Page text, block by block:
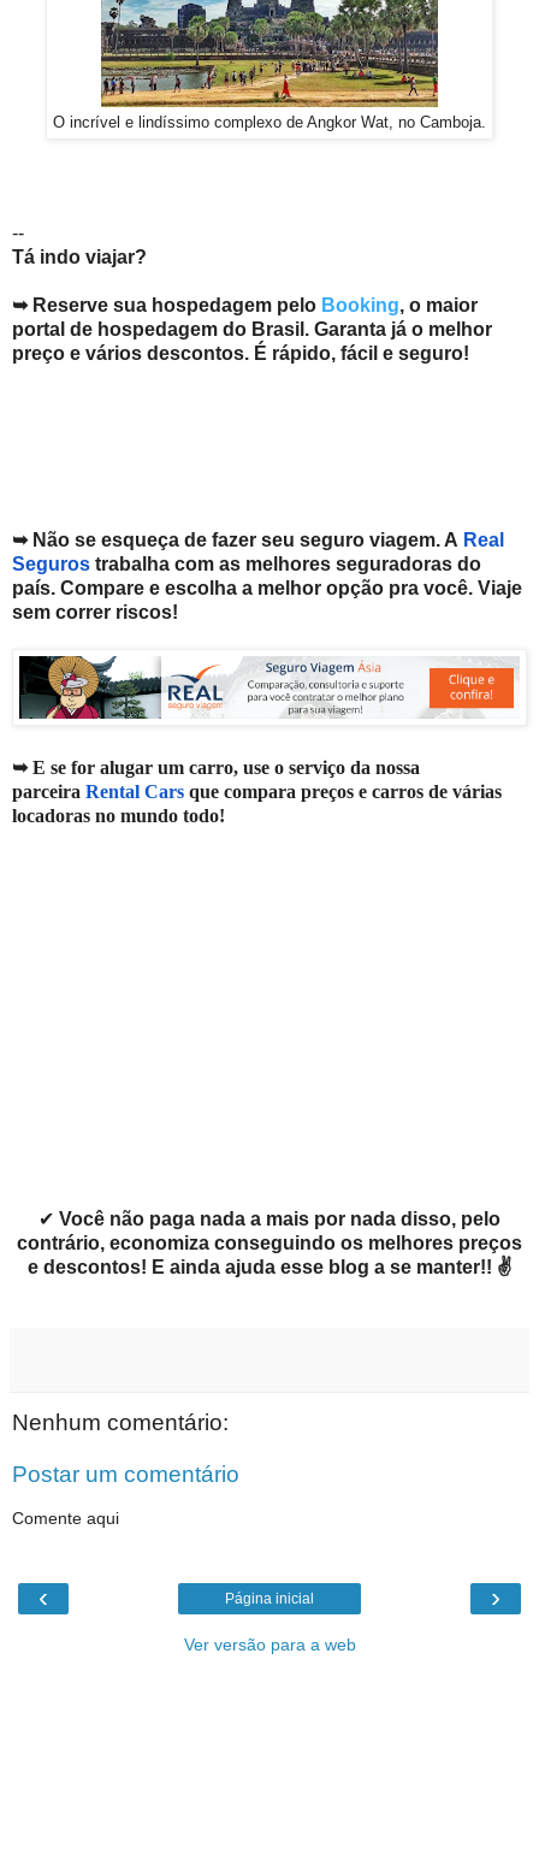
O incrível e lindíssimo complexo de Angkor Wat, no Camboja.
--
Tá indo viajar?
➥ Reserve sua hospedagem pelo Booking, o maior
portal de hospedagem do Brasil. Garanta já o melhor
preço e vários descontos. É rápido, fácil e seguro!
➥ Não se esqueça de fazer seu seguro viagem. A Real
Seguros trabalha com as melhores seguradoras do
país. Compare e escolha a melhor opção pra você. Viaje
sem correr riscos!
➥ E se for alugar um carro, use o serviço da nossa
parceira Rental Cars que compara preços e carros de várias
locadoras no mundo todo!
✔ Você não paga nada a mais por nada disso, pelo
contrário, economiza conseguindo os melhores preços
e descontos! E ainda ajuda esse blog a se manter!! ✌
Nenhum comentário:
Postar um comentário
Comente aqui
‹ ›
Página inicial
Ver versão para a web